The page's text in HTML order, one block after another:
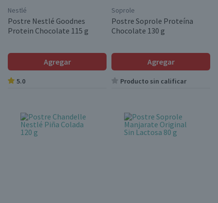
Nestlé
Postre Nestlé Goodnes
Protein Chocolate 115 g
Agregar
5.0
Soprole
Postre Soprole Proteína
Chocolate 130 g
Agregar
Producto sin calificar